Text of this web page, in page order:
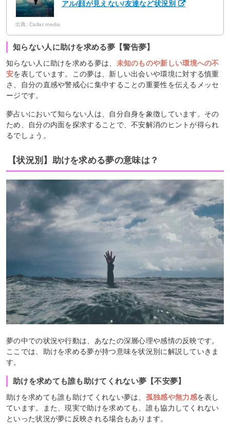
アル/顔が見えない/友達など状況別
出典: Callat media
知らない人に助けを求める夢【警告夢】
知らない人に助けを求める夢は、 未知のものや新しい環境への不
安を表しています。この夢は、新しい出会いや環境に対する慎重
さ、自分の直感や警戒心に集中することの重要性を伝えるメッセ
ージです。
夢占いにおいて知らない人は、自分自身を象徴しています。その
ため、自分の内面を探求することで、不安解消のヒントが得られ
るでしょう。
【状況別】助けを求める夢の意味は？
夢の中での状況や行動は、あなたの深層心理や感情の反映です。
ここでは、助けを求める夢が持つ意味を状況別に解説していきま
す。
助けを求めても誰も助けてくれない夢【不安夢】
助けを求めても誰も助けてくれない夢は、 孤独感や無力感を表し
ています。また、現実で助けを求めても、誰も協力してくれない
といった状況が夢に反映される場合もあります。